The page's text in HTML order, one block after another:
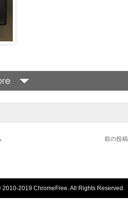
前の投稿
2019 ChromeFree. All Rights Reserved.